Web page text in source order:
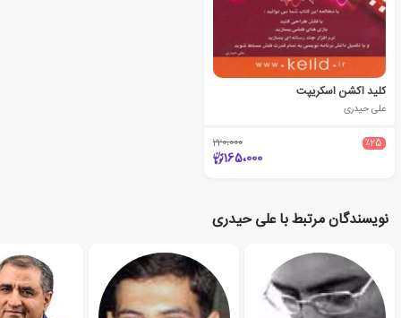
کلید اکشن اسکریپت
علی حیدری
٪25 220،000
165،000
نویسندگان مرتبط با علی حیدری